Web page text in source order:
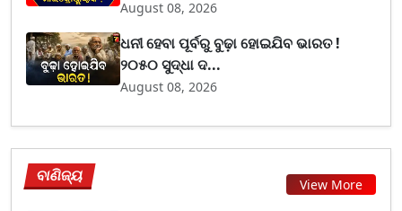
August 08, 2026
ଧନୀ ହେବା ପୂର୍ବରୁ ବୁଢ଼ା ହୋଇଯିବ ଭାରତ !
୨୦୫୦ ସୁଦ୍ଧା ଦ...
August 08, 2026
ବାଣିଜ୍ୟ View More